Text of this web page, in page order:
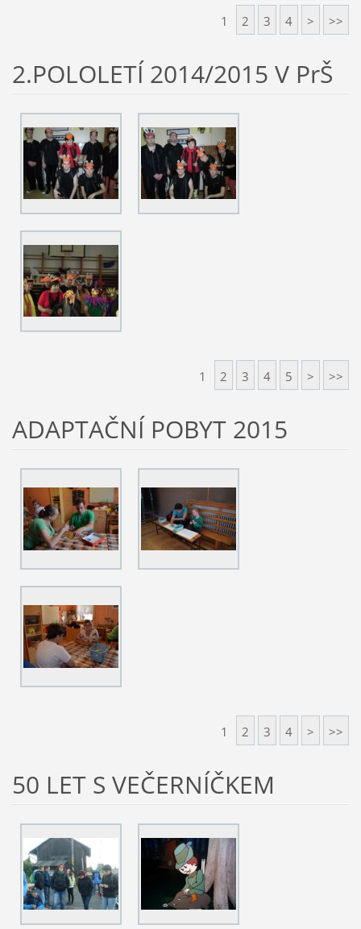
1 2 3 4 > >>
2.POLOLETÍ 2014/2015 V PrŠ
1 2 3 4 5 > >>
ADAPTAČNÍ POBYT 2015
1 2 3 4 > >>
50 LET S VEČERNÍČKEM